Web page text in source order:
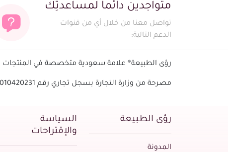
متواجدين دائماً لمساعدتِك
تواصل معنا من خلال أي من قنوات
الدعم التالية:
رؤى الطبيعة® علامة سعودية متخصصة في المنتجات
مصرحة من وزارة التجارة بسجل تجاري رقم 1010420231 - الرقم الضريبي
رؤى الطبيعة
المدونة
السياسة
والإقتراحات